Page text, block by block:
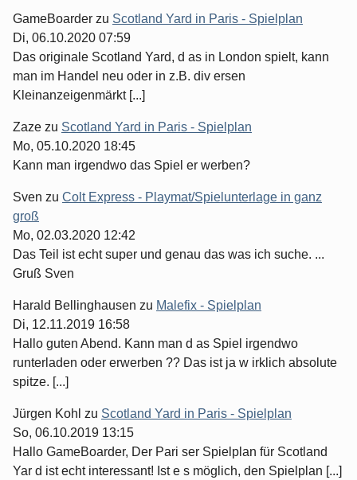
GameBoarder zu Scotland Yard in Paris - Spielplan
Di, 06.10.2020 07:59
Das originale Scotland Yard, d as in London spielt, kann
man im Handel neu oder in z.B. div ersen
Kleinanzeigenmärkt [...]
Zaze zu Scotland Yard in Paris - Spielplan
Mo, 05.10.2020 18:45
Kann man irgendwo das Spiel er werben?
Sven zu Colt Express - Playmat/Spielunterlage in ganz
groß
Mo, 02.03.2020 12:42
Das Teil ist echt super und genau das was ich suche. ...
Gruß Sven
Harald Bellinghausen zu Malefix - Spielplan
Di, 12.11.2019 16:58
Hallo guten Abend. Kann man d as Spiel irgendwo
runterladen oder erwerben ?? Das ist ja w irklich absolute
spitze. [...]
Jürgen Kohl zu Scotland Yard in Paris - Spielplan
So, 06.10.2019 13:15
Hallo GameBoarder, Der Pari ser Spielplan für Scotland
Yar d ist echt interessant! Ist e s möglich, den Spielplan [...]